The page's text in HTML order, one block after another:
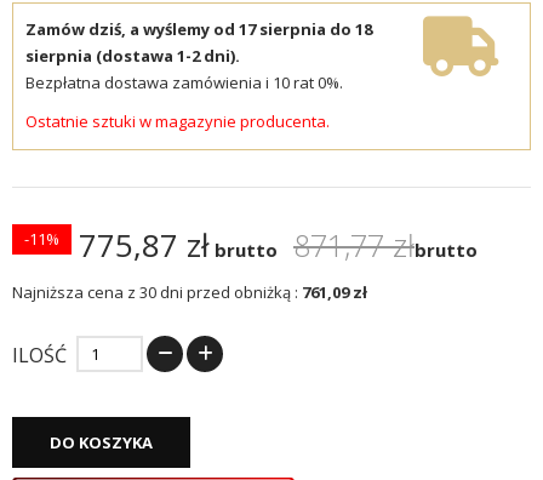
Zamów dziś, a wyślemy od 17 sierpnia do 18
sierpnia (dostawa 1-2 dni).
Bezpłatna dostawa zamówienia i 10 rat 0%.
Ostatnie sztuki w magazynie producenta.
775,87 zł brutto 871,77 złbrutto
-11%
Najniższa cena z 30 dni przed obniżką : 761,09 zł
ILOŚĆ
DO KOSZYKA